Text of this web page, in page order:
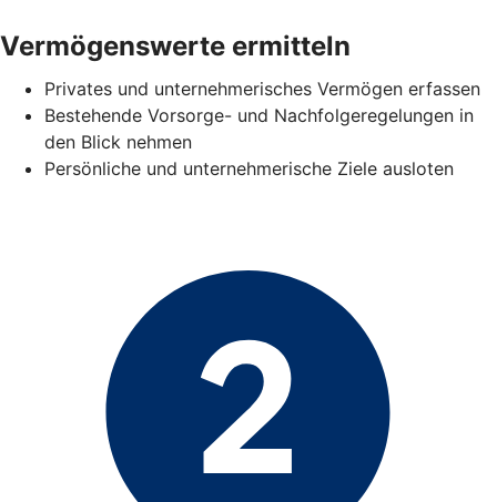
Vermögenswerte ermitteln
Privates und unternehmerisches Vermögen erfassen
Bestehende Vorsorge- und Nachfolgeregelungen in
den Blick nehmen
Persönliche und unternehmerische Ziele ausloten